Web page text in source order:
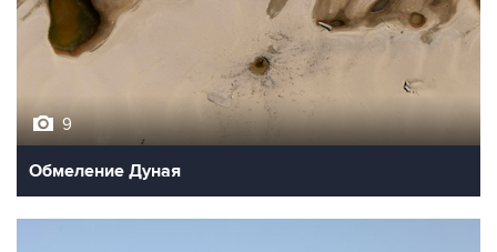
9
Обмеление Дуная